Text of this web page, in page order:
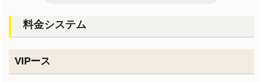
料金システム
VIPース